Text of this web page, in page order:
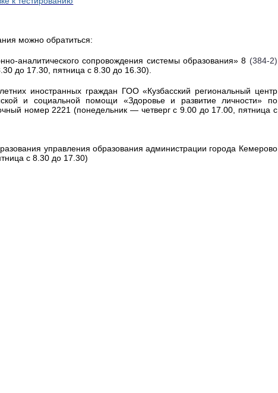
можно обратиться:
аналитического сопровождения системы образования» 8 (384-2)
до 17.30, пятница с 8.30 до 16.30).
иностранных граждан ГОО «Кузбасский региональный центр
и социальной помощи «Здоровье и развитие личности» по
номер 2221 (понедельник — четверг с 9.00 до 17.00, пятница с
управления образования администрации города Кемерово
с 8.30 до 17.30)